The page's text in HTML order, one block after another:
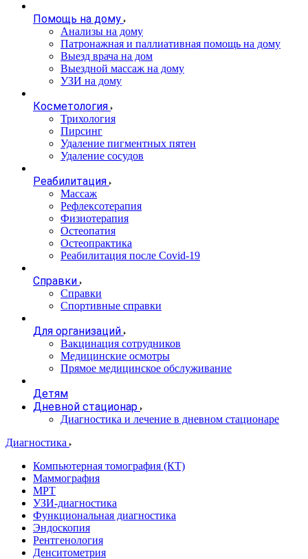
Помощь на дому
Анализы на дому
Патронажная и паллиативная помощь на дому
Выезд врача на дом
Выездной массаж на дому
УЗИ на дому
Косметология
Трихология
Пирсинг
Удаление пигментных пятен
Удаление сосудов
Реабилитация
Массаж
Рефлексотерапия
Физиотерапия
Остеопатия
Остеопрактика
Реабилитация после Covid-19
Справки
Справки
Спортивные справки
Для организаций
Вакцинация сотрудников
Медицинские осмотры
Прямое медицинское обслуживание
Детям
Дневной стационар
Диагностика и лечение в дневном стационаре
Диагностика
Компьютерная томография (КТ)
Маммография
МРТ
УЗИ-диагностика
Функциональная диагностика
Эндоскопия
Рентгенология
Денситометрия